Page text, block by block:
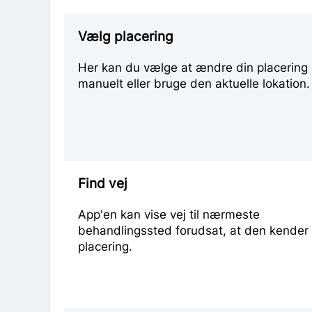
Vælg placering
Her kan du vælge at ændre din placering
manuelt eller bruge den aktuelle lokation.
Find vej
App'en kan vise vej til nærmeste
behandlingssted forudsat, at den kender
placering.